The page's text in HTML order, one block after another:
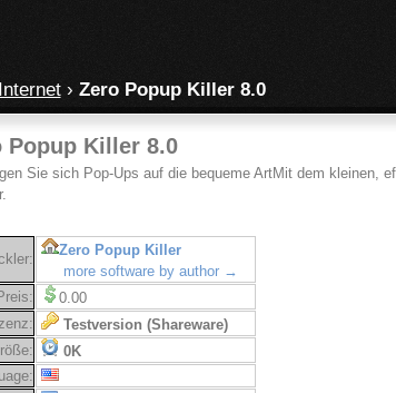
Internet› Zero Popup Killer 8.0
Popup Killer 8.0
Sie sich Pop-Ups auf die bequeme ArtMit dem kleinen,
Zero Popup Killer
more software by author →
0.00
Testversion (Shareware)
0K